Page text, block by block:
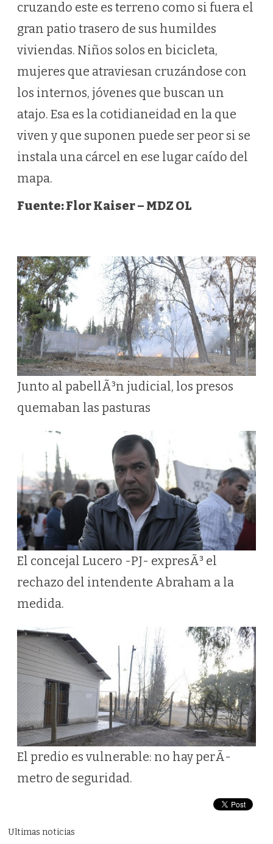
cruzando este es terreno como si fuera el
gran patio trasero de sus humildes
viviendas. Niños solos en bicicleta,
mujeres que atraviesan cruzándose con
los internos, jóvenes que buscan un
atajo. Esa es la cotidianeidad en la que
viven y que suponen puede ser peor si se
instala una cárcel en ese lugar caído del
mapa.
Fuente: Flor Kaiser – MDZ OL
Junto al pabellÃ³n judicial, los presos
quemaban las pasturas
El concejal Lucero -PJ- expresÃ³ el
rechazo del intendente Abraham a la
medida.
El predio es vulnerable: no hay perÃ­
metro de seguridad.
Ultimas noticias